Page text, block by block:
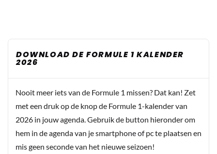
DOWNLOAD DE FORMULE 1 KALENDER
2026
Nooit meer iets van de Formule 1 missen? Dat kan! Zet
met een druk op de knop de Formule 1-kalender van
2026 in jouw agenda. Gebruik de button hieronder om
hem in de agenda van je smartphone of pc te plaatsen en
mis geen seconde van het nieuwe seizoen!